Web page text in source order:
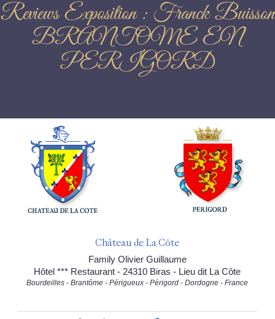
Reviews Exposition : Franck Buisson
BRANTOME EN
PERIGORD
Château de La Côte
Family Olivier Guillaume
Hôtel *** Restaurant - 24310 Biras - Lieu dit La Côte
Bourdeilles - Brantôme - Périgueux - Périgord - Dordogne - France